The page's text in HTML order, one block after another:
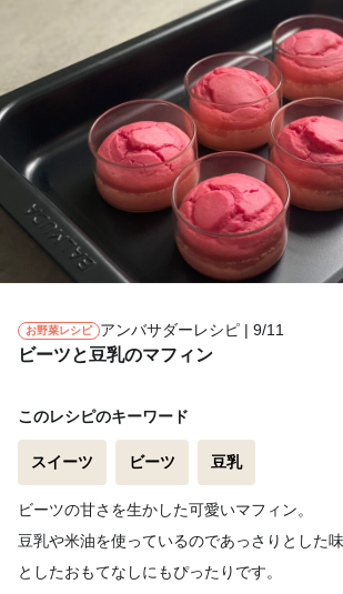
お野菜レシピ アンバサダーレシピ | 9/11
ビーツと豆乳のマフィン
このレシピのキーワード
スイーツ ビーツ 豆乳
ビーツの甘さを生かした可愛いマフィン。
豆乳や米油を使っているのであっさりとした
としたおもてなしにもぴったりです。